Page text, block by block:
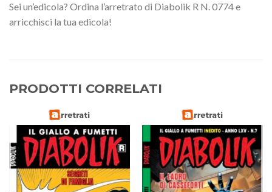
Sei un’edicola? Ordina l’arretrato di Diabolik R N. 0774 e
arricchisci la tua edicola!
PRODOTTI CORRELATI